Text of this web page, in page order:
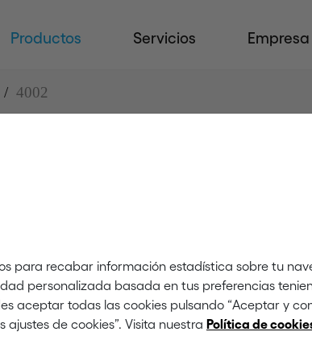
para recabar información estadística sobre tu
personalizada basada en tus preferencias
aceptar todas las cookies pulsando “Aceptar y
de cookies”. Visita nuestra Política de
Productos Servicios Empresa
4002